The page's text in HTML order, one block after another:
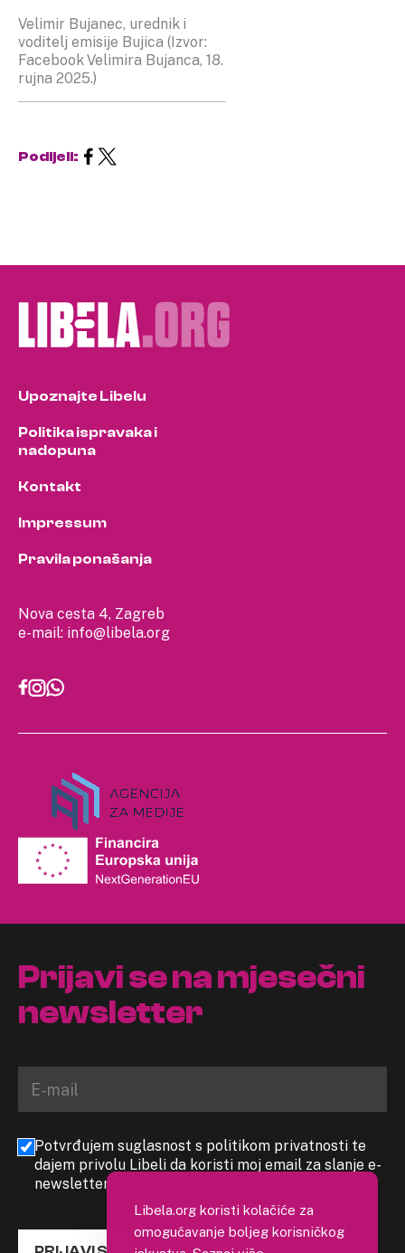
Velimir Bujanec, urednik i
voditelj emisije Bujica (Izvor:
Facebook Velimira Bujanca, 18.
rujna 2025.)
Podijeli:
Nova cesta 4, Zagreb
e-mail: info@libela.org
Upoznajte Libelu
Politika ispravaka i
nadopuna
Kontakt
Impressum
Pravila ponašanja
Prijavi se na mjesečni
newsletter
Potvrđujem suglasnost s politikom privatnosti te
dajem privolu Libeli da koristi moj email za slanje e-
newslettera
Libela.org koristi kolačiće za
omogućavanje boljeg korisničkog